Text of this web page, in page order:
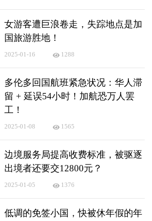
女游客遭巨浪卷走，失踪地点是加
国旅游胜地！
2025-01-16 1288
多伦多回国航班紧急状况：华人滞
留 + 延误54小时！加航恐万人罢
工！
2025-01-08 1565
边境服务局提高收费标准，被驱逐
出境者还要交12800元？
2025-01-05 1376
低调的免签小国，快被休年假的年